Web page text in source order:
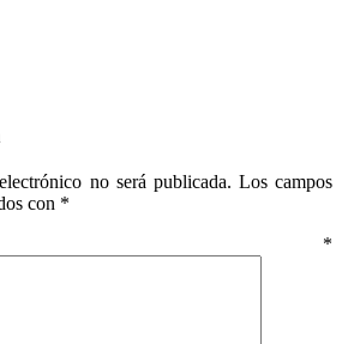
no será publicada. Los campos
con *
*